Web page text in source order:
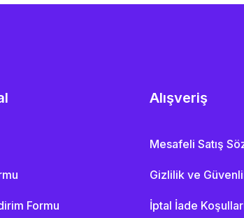
Formu
Alışveriş
Mesafeli Satış
Gizlilik ve
İptal İade